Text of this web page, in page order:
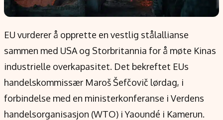
Informasjon
Alt om penger på engelsk
EU vurderer å opprette en vestlig stålallianse
sammen med USA og Storbritannia for å møte Kinas
industrielle overkapasitet. Det bekreftet EUs
handelskommissær Maroš Šefčovič lørdag, i
forbindelse med en ministerkonferanse i Verdens
handelsorganisasjon (WTO) i Yaoundé i Kamerun.